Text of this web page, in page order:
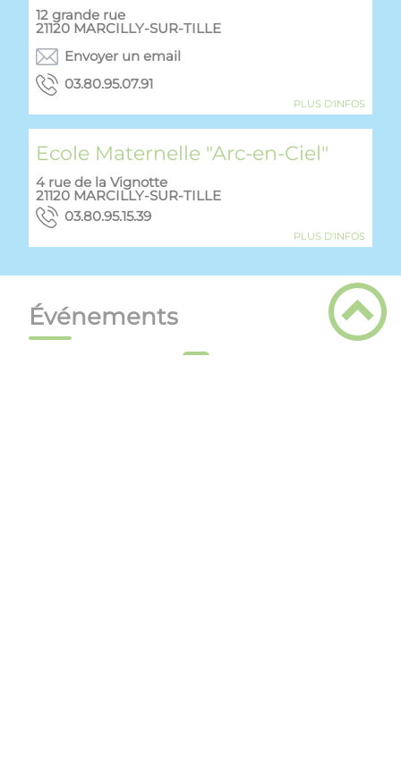
12 grande rue
21120 MARCILLY-SUR-TILLE
Envoyer un email
19.70.59.08.30
PLUS D'INFOS
Ecole Maternelle "Arc-en-Ciel"
4 rue de la Vignotte
21120 MARCILLY-SUR-TILLE
93.51.59.08.30
PLUS D'INFOS
Événements